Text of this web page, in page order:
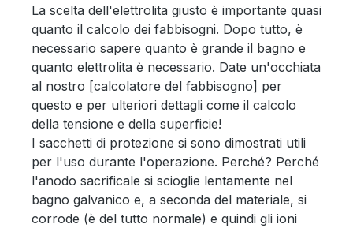
La scelta dell'elettrolita giusto è importante quasi
quanto il calcolo dei fabbisogni. Dopo tutto, è
necessario sapere quanto è grande il bagno e
quanto elettrolita è necessario. Date un'occhiata
al nostro [calcolatore del fabbisogno] per
questo e per ulteriori dettagli come il calcolo
della tensione e della superficie!
I sacchetti di protezione si sono dimostrati utili
per l'uso durante l'operazione. Perché? Perché
l'anodo sacrificale si scioglie lentamente nel
bagno galvanico e, a seconda del materiale, si
corrode (è del tutto normale) e quindi gli ioni